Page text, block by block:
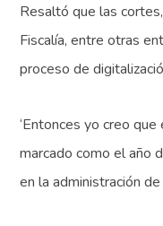
Resaltó que las
Fiscalía, entre otras
proceso de
‘Entonces yo creo
marcado como el año
en la administración de